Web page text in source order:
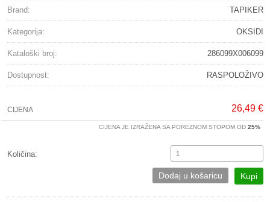
Brand: TAPIKER
Kategorija: OKSIDI
Kataloški broj: 286099X006099
Dostupnost: RASPOLOŽIVO
CIJENA 26,49 €
CIJENA JE IZRAŽENA SA POREZNOM STOPOM OD 25%
Količina:
Kupi
Dodaj u košaricu